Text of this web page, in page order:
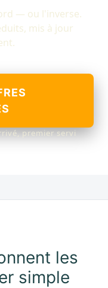
— ou l'inverse.
mis à jour
premier servi
les
simple